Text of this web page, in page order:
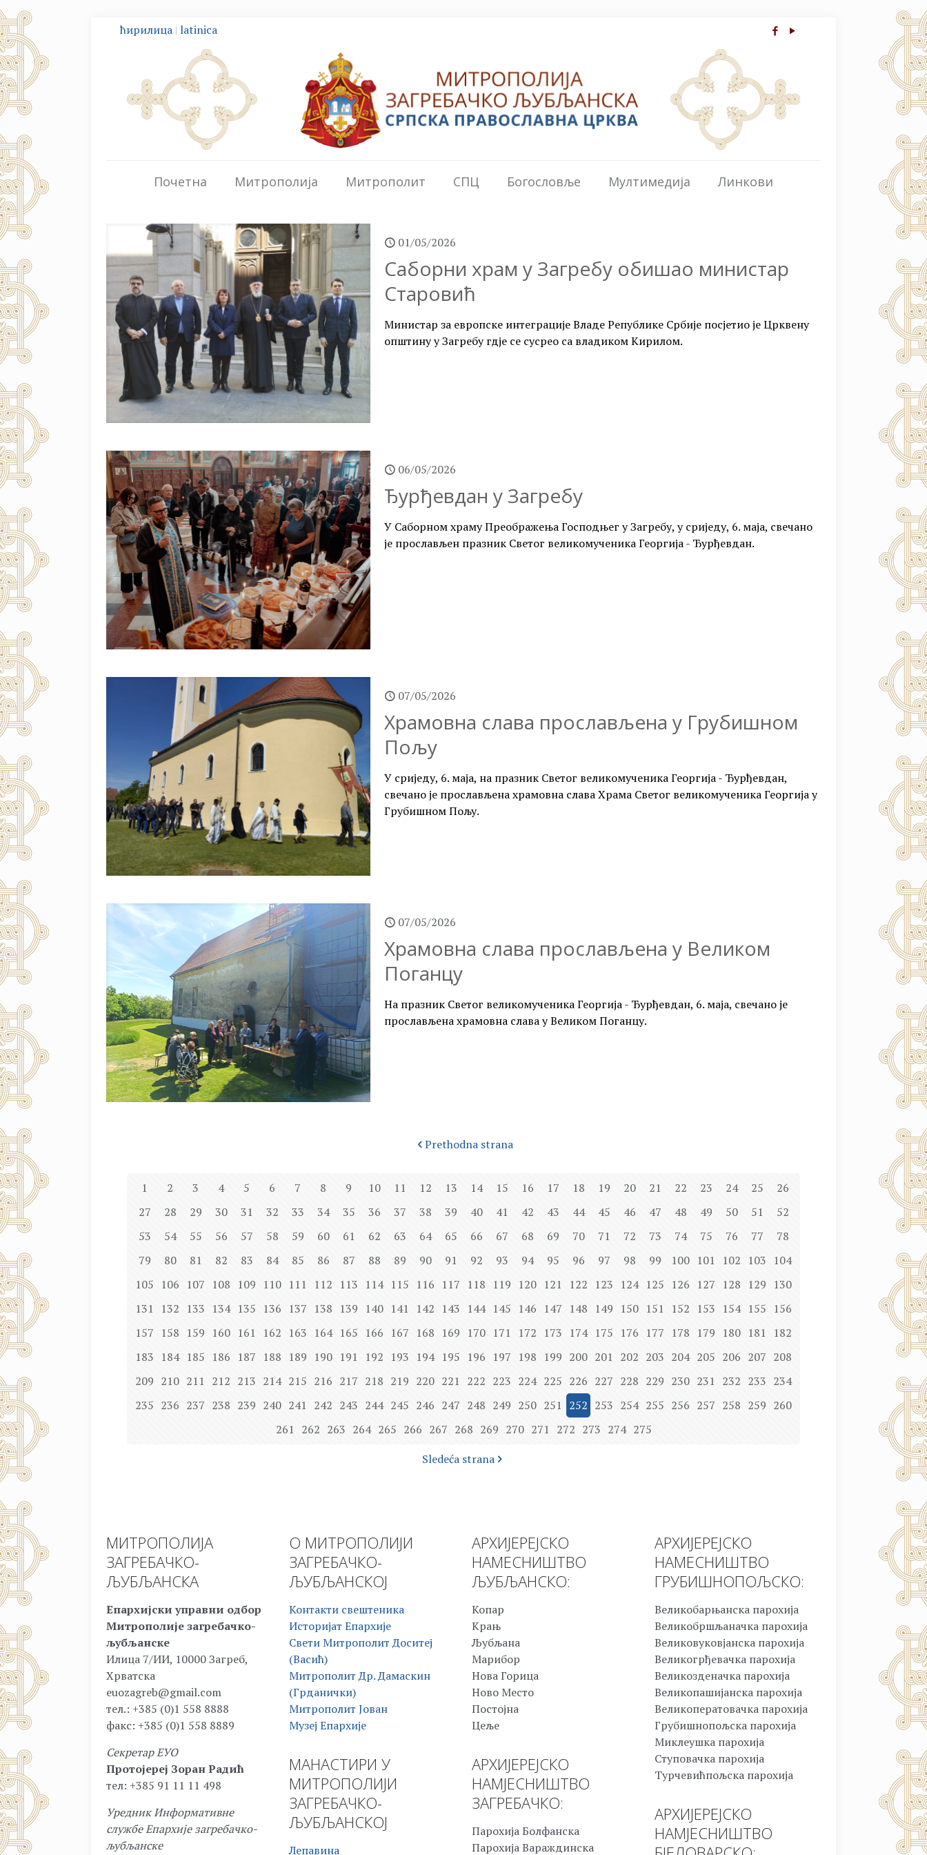
ћирилица | latinica
Почетна Митрополија Митрополит СПЦ Богословље Мултимедија Линкови
01/05/2026
Саборни храм у Загребу обишао министар
Старовић
Министар за европске интеграције Владе Републике Србије посјетио је Црквену
општину у Загребу гдје се сусрео са владиком Кирилом.
06/05/2026
Ђурђевдан у Загребу
У Саборном храму Преображења Господњег у Загребу, у сриједу, 6. маја, свечано
је прослављен празник Светог великомученика Георгија - Ђурђевдан.
07/05/2026
Храмовна слава прослављена у Грубишном
Пољу
У сриједу, 6. маја, на празник Светог великомученика Георгија - Ђурђевдан,
свечано је прослављена храмовна слава Храма Светог великомученика Георгија у
Грубишном Пољу.
07/05/2026
Храмовна слава прослављена у Великом
Поганцу
На празник Светог великомученика Георгија - Ђурђевдан, 6. маја, свечано је
прослављена храмовна слава у Великом Поганцу.
Prethodna strana
1 2 3 4 5 6 7 8 9 10 11 12 13 14 15 16 17 18 19 20 21 22 23 24 25
26
27
28 29 30 31 32 33 34 35 36 37 38 39 40 41 42 43 44 45 46 47 48 49 50 51
52
53
54 55 56 57 58 59 60 61 62 63 64 65 66 67 68 69 70 71 72 73 74 75 76 77
78
79
80 81 82 83 84 85 86 87 88 89 90 91 92 93 94 95 96 97 98 99 100 101 102 103 104
105 106 107 108 109 110 111 112 113 114 115 116 117 118 119 120 121 122 123 124 125 126 127 128 129 130
131
132 133 134 135 136 137 138 139 140 141 142 143 144 145 146 147 148 149 150 151 152 153 154 155 156
157 158 159 160 161 162 163 164 165 166 167 168 169 170 171 172 173 174 175 176 177 178 179 180 181
182
183 184 185 186 187 188 189 190 191 192 193 194 195 196 197 198 199 200 201 202 203 204 205 206 207 208
209 210 211 212 213 214 215 216 217 218 219 220 221 222 223 224 225 226 227 228 229 230 231 232 233 234
235 236 237 238 239 240 241 242 243 244 245 246 247 248 249 250 251 252 253 254 255 256 257 258 259 260
261 262 263 264 265 266 267 268 269 270 271 272 273 274 275
Sledeća strana
МИТРОПОЛИЈА
ЗАГРЕБАЧКО-
ЉУБЉАНСКА
Епархијски управни одбор
Митрополије загребачко-
љубљанске
Илица 7/ИИ, 10000 Загреб,
Хрватска
euozagreb@gmail.com
тел.: +385 (0)1 558 8888
факс: +385 (0)1 558 8889
Секретар ЕУО
Протојереј Зоран Радић
тел: +385 91 11 11 498
Уредник Информативне
службе Епархије загребачко-
љубљанске
О МИТРОПОЛИЈИ
ЗАГРЕБАЧКО-
ЉУБЉАНСКОЈ
Контакти свештеника
Историјат Епархије
Свети Митрополит Доситеј
(Васић)
Митрополит Др. Дамаскин
(Грданички)
Митрополит Јован
Музеј Епархије
МАНАСТИРИ У
МИТРОПОЛИЈИ
ЗАГРЕБАЧКО-
ЉУБЉАНСКОЈ
Лепавина
АРХИЈЕРЕЈСКО
НАМЕСНИШТВО
ЉУБЉАНСКО:
Копар
Крањ
Љубљана
Марибор
Нова Горица
Ново Место
Постојна
Цеље
АРХИЈЕРЕЈСКО
НАМЈЕСНИШТВО
ЗАГРЕБАЧКО:
Парохија Болфанска
Парохија Вараждинска
АРХИЈЕРЕЈСКО
НАМЕСНИШТВО
ГРУБИШНОПОЉСКО:
Великобарњанска парохија
Великобршљаначка парохија
Великовуковјанска парохија
Великогрђевачка парохија
Великозденачка парохија
Великопашијанска парохија
Великоператовачка парохија
Грубишнопољска парохија
Миклеушка парохија
Ступовачка парохија
Турчевићпољска парохија
АРХИЈЕРЕЈСКО
НАМЈЕСНИШТВО